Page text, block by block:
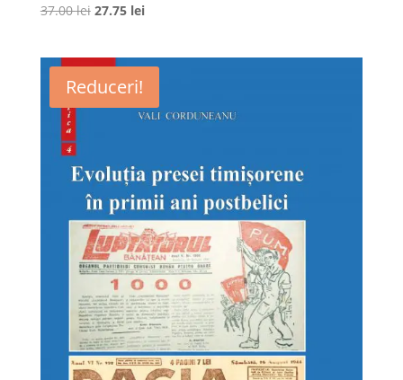
37.00lei Prețul
fost:
37.00 lei.
27.75 leiPrețul
27.75 lei.
Reduceri!